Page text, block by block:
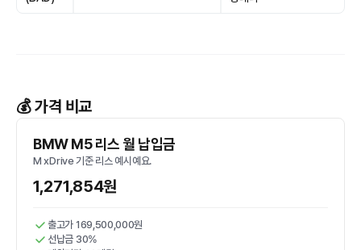
💰 가격 비교
BMW M5 리스 월 납입금
M xDrive 기준 리스 예시예요.
1,271,854원
출고가 169,500,000원
선납금 30%